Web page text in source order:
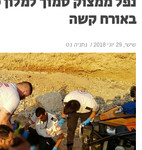
באורח קשה
שישי, 29 יוני 2018 / נתניה נט